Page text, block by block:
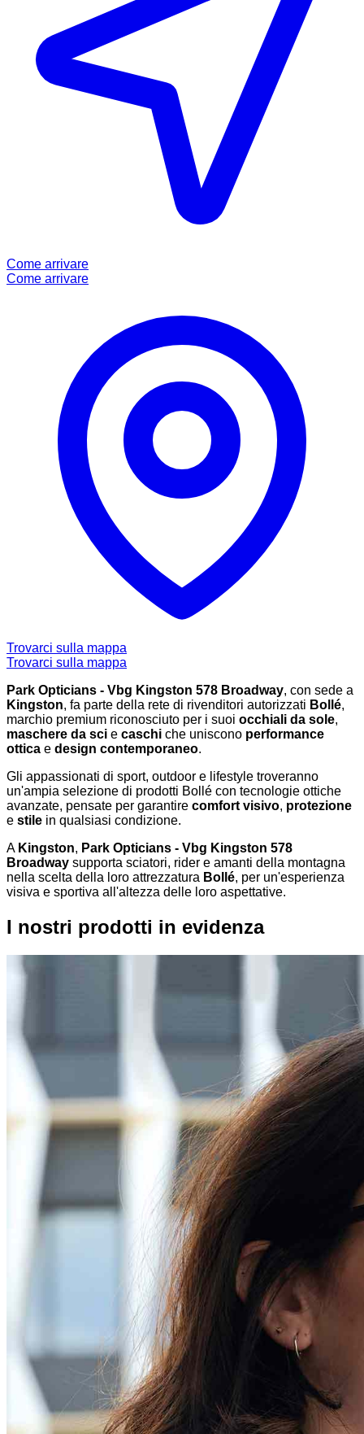
Come arrivare
Come arrivare
Trovarci sulla mappa
Trovarci sulla mappa
Park Opticians - Vbg Kingston 578 Broadway, con sede a
Kingston, fa parte della rete di rivenditori autorizzati Bollé,
marchio premium riconosciuto per i suoi occhiali da sole,
maschere da sci e caschi che uniscono performance
ottica e design contemporaneo.
Gli appassionati di sport, outdoor e lifestyle troveranno
un'ampia selezione di prodotti Bollé con tecnologie ottiche
avanzate, pensate per garantire comfort visivo, protezione
e stile in qualsiasi condizione.
A Kingston, Park Opticians - Vbg Kingston 578
Broadway supporta sciatori, rider e amanti della montagna
nella scelta della loro attrezzatura Bollé, per un'esperienza
visiva e sportiva all'altezza delle loro aspettative.
I nostri prodotti in evidenza